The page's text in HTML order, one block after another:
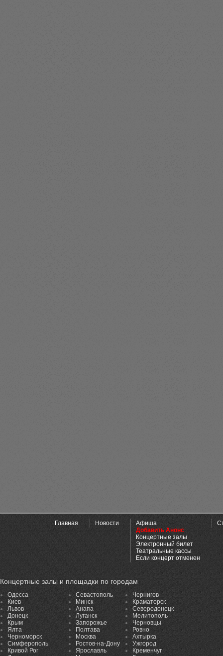
Главная Новости
Афиша
Добавить Анонс
Концертные залы
Электронный билет
Театральные кассы
Если концерт отменен
Концертные залы и площадки по городам
Одесса
Киев
Львов
Донецк
Крым
Ялта
Черноморск
Симферополь
Кривой Рог
Севастополь
Минск
Анапа
Луганск
Запорожье
Полтава
Москва
Ростов-на-Дону
Ярославль
Чернигов
Краматорск
Северодонецк
Мелитополь
Черновцы
Ровно
Ахтырка
Ужгород
Кременчуг